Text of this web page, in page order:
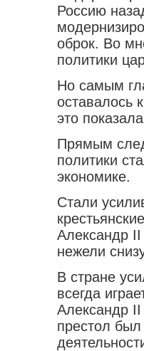
Россию
оброк. Во
политики
Но самым
оставалось
это
Прямым
политики
экономике.
Стали
Александр
нежели
В стране
всегда
Александр II
престол был